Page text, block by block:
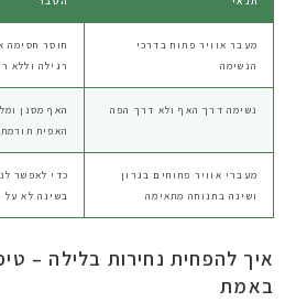
מעבר אוויר פתוח בדרכי
הנשימה
חוסר חסימה
רגילה וללא
נשימה דרך האף ולא דרך הפה
האף מסנן
האפית
מעברי אוויר פתוחים בגרון
ושינה בתנוחה מתאימה
כדי לאפשר
בשינה לא על
איך להפחית נחירות בלילה –
באמת